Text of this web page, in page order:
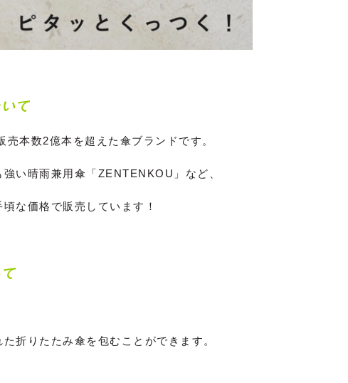
て
本数2億本を超えた傘ブランドです。
い晴雨兼用傘「ZENTENKOU」など、
な価格で販売しています！
折りたたみ傘を包むことができます。